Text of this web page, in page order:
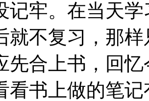
记牢。在当天
就不复习，那
先合上书，回
看书上做的笔